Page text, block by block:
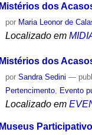
Mistérios dos
por Maria Leonor de
Localizado em
Mistérios dos
porSandra Sedini —
Pertencimento Evento
Localizado em
Museus